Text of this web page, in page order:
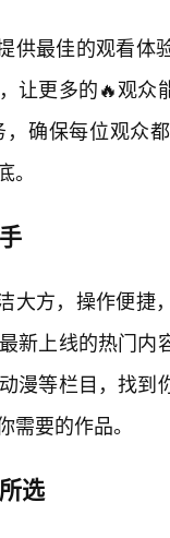
供最佳的观看体
让更多的🔥观众
确保每位观众
大方，操作便捷
新上线的热门内
漫等栏目，找到
要的作品。
选